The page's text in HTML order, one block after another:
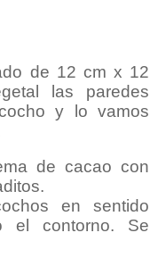
de 12 cm x 12
las paredes
y lo vamos
de cacao con
en sentido
el contorno. Se